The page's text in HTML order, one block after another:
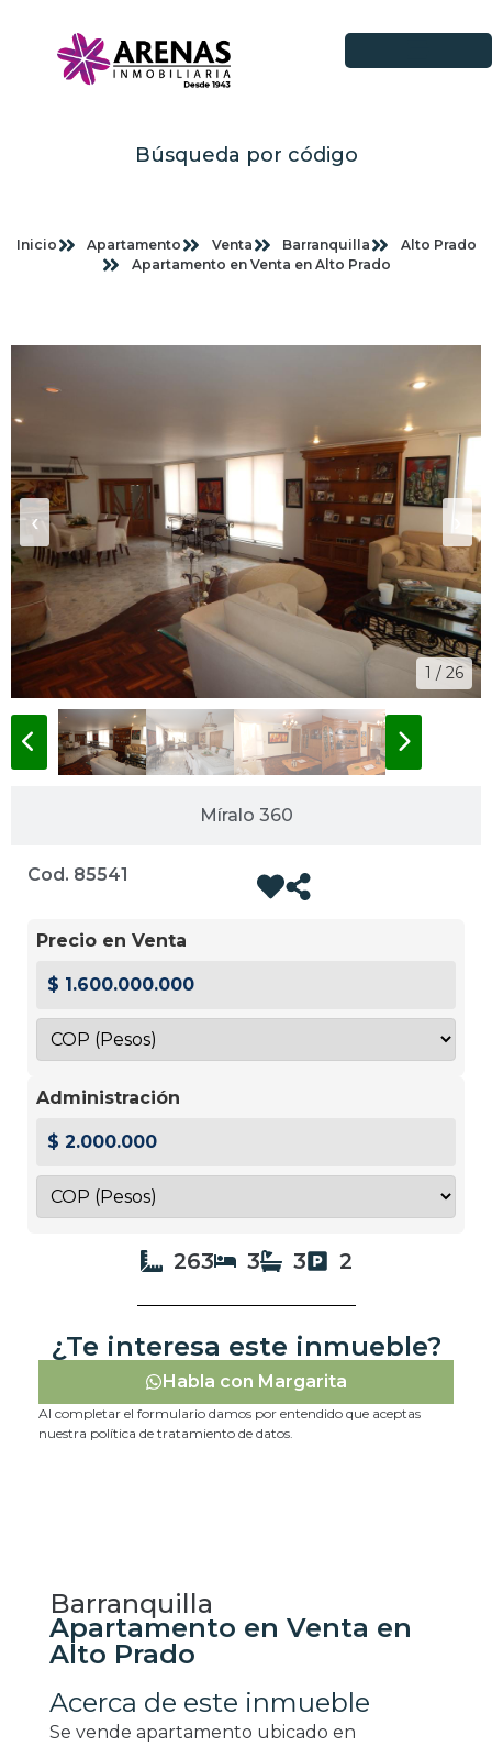
Búsqueda por código
Inicio Apartamento Venta Barranquilla
Alto Prado
Apartamento en Venta en Alto Prado
Míralo 360
1 / 26
‹ ›
Cod. 85541
Precio en Venta
$ 1.600.000.000
Administración
$ 2.000.000
263 3 3 2
¿Te interesa este inmueble?
Habla con Margarita
Al completar el formulario damos por entendido que aceptas
nuestra política de tratamiento de datos.
Barranquilla
Apartamento en Venta en
Alto Prado
Acerca de este inmueble
Se vende apartamento ubicado en